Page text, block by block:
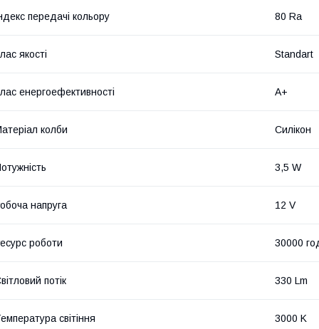
передачі кольору 80 Ra
якості Standart
енергоефективності A+
колби Силікон
3,5 W
напруга 12 V
роботи 30000
потік 330 Lm
світіння 3000 K